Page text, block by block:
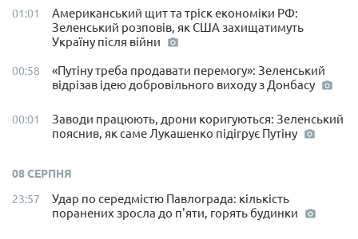
01:01
Американський щит та тріск економіки РФ:
Зеленський розповів, як США захищатимуть
Україну після війни
00:58
«Путіну треба продавати перемогу»: Зеленський
відрізав ідею добровільного виходу з Донбасу
00:01
Заводи працюють, дрони коригуються: Зеленський
пояснив, як саме Лукашенко підігрує Путіну
08 СЕРПНЯ
23:57
Удар по середмістю Павлограда: кількість
поранених зросла до п'яти, горять будинки